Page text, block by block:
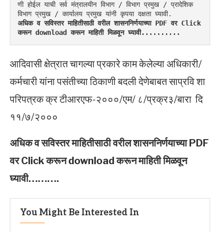
णी होईल याची सर्व मंत्रालयीन विभाग / विभाग प्रमुख / प्रादेशिक
विभाग प्रमुख / कार्यालय प्रमुख यांनी कृपया दक्षता घ्यावी.
अधिक व सविस्तर माहितीसाठी वरील शासननिर्णयाच्या PDF वर Click
करून download करून माहिती मिळवून घ्यावी..........
आदिवासी क्षेत्रात चागल्या प्रकारे काम केलेल्या अधिकारी/
कर्मचारी यांना पसंतीच्या ठिकाणी बदली देणेबाबत साप्रवि शा
परिपत्रक क्र टीआरएफ-२०००/एम/ ८/प्रक्र३/बारा दि
११/७/२०००
अधिक व सविस्तर माहितीसाठी वरील शासननिर्णयाच्या PDF
वर Click करून download करून माहिती मिळवून
घ्यावी……….
You Might Be Interested In